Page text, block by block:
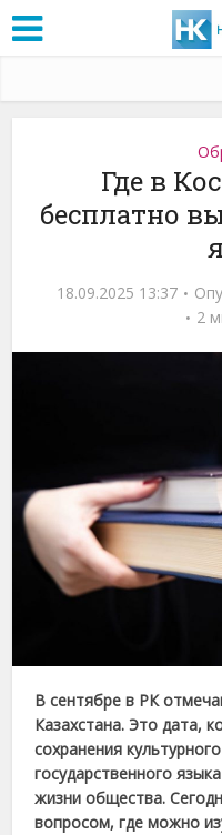
Где в
бесплатно
18.09.2025 13:37
2
В сентябре в РК
Казахстана. Это дата,
сохранения
государственного
жизни общества.
вопросом, где можно